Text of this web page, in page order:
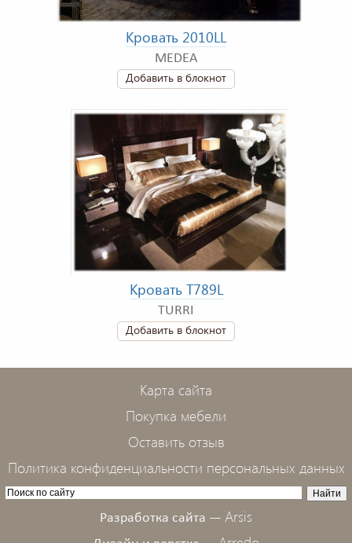
Кровать 2010LL
MEDEA
Добавить в блокнот
Кровать T789L
TURRI
Добавить в блокнот
Карта сайта
Покупка мебели
Оставить отзыв
Политика конфиденциальности персональных данных
Разработка сайта — Arsis